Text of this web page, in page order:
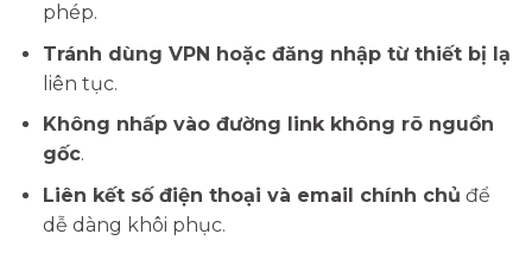
phép.
Tránh dùng VPN hoặc đăng nhập từ thiết bị lạ
liên tục.
Không nhấp vào đường link không rõ nguồn
gốc.
Liên kết số điện thoại và email chính chủ để
dễ dàng khôi phục.